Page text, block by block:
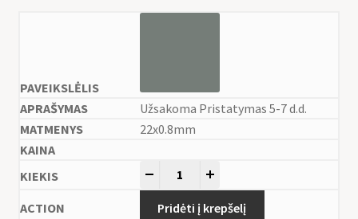
Užsakoma Pristatymas 5-7 d.d.
22x0.8mm
Pridėti į krepšelį